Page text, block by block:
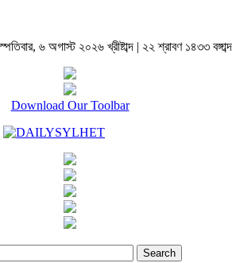
৬ অগাস্ট ২০২৬ খ্রীষ্টাব্দ | ২২ শ্রাবণ ১৪৩৩
Download Our Toolbar